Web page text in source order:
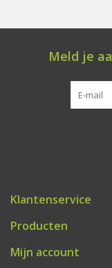
Meld je
Klantenservice
Producten
Mijn account